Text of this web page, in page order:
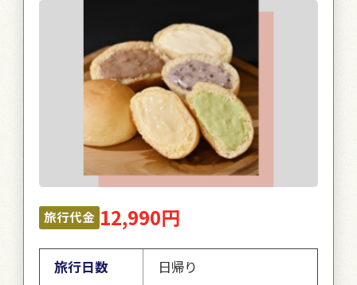
旅行代金 12,990円
旅行日数
日帰り